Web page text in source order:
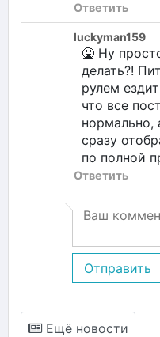
Ответить
luckyman159
🤮 Ну
делать?!
рулем
что все
сразу
по полной
Ответить
Отправить
Ещё новости